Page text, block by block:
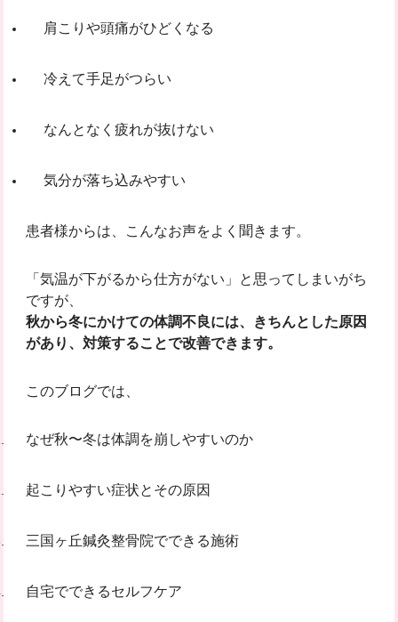
肩こりや頭痛がひどくなる
冷えて手足がつらい
なんとなく疲れが抜けない
気分が落ち込みやすい
患者様からは、こんなお声をよく聞きます。
「気温が下がるから仕方がない」と思ってしまいがち
ですが、
秋から冬にかけての体調不良には、きちんとした原因
があり、対策することで改善できます。
このブログでは、
なぜ秋〜冬は体調を崩しやすいのか
起こりやすい症状とその原因
三国ヶ丘鍼灸整骨院でできる施術
自宅でできるセルフケア